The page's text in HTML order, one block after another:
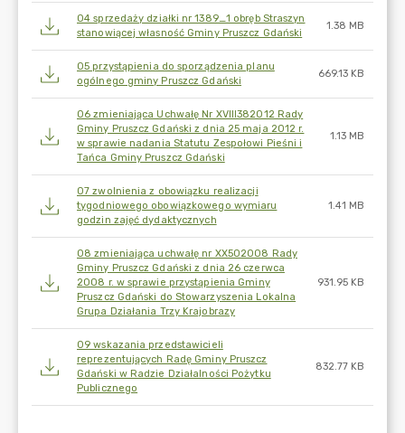
04 sprzedaży działki nr 1389_1 obręb Straszyn
stanowiącej własność Gminy Pruszcz Gdański
1.38 MB
05 przystąpienia do sporządzenia planu
ogólnego gminy Pruszcz Gdański
669.13 KB
06 zmieniająca Uchwałę Nr XVIIl382012 Rady
Gminy Pruszcz Gdański z dnia 25 maja 2012 r.
w sprawie nadania Statutu Zespołowi Pieśni i
Tańca Gminy Pruszcz Gdański
1.13 MB
07 zwolnienia z obowiązku realizacji
tygodniowego obowiązkowego wymiaru
godzin zajęć dydaktycznych
1.41 MB
08 zmieniająca uchwałę nr XX502008 Rady
Gminy Pruszcz Gdański z dnia 26 czerwca
2008 r. w sprawie przystąpienia Gminy
Pruszcz Gdański do Stowarzyszenia Lokalna
Grupa Działania Trzy Krajobrazy
931.95 KB
09 wskazania przedstawicieli
reprezentujących Radę Gminy Pruszcz
Gdański w Radzie Działalności Pożytku
Publicznego
832.77 KB